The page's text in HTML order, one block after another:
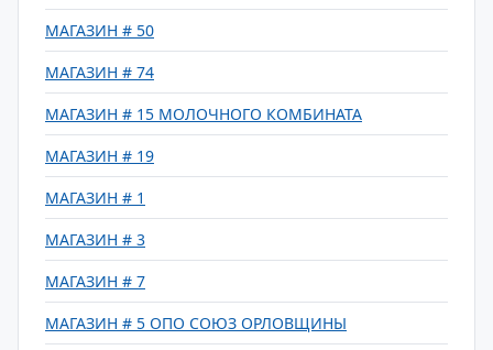
МАГАЗИН # 50
МАГАЗИН # 74
МАГАЗИН # 15 МОЛОЧНОГО КОМБИНАТА
МАГАЗИН # 19
МАГАЗИН # 1
МАГАЗИН # 3
МАГАЗИН # 7
МАГАЗИН # 5 ОПО СОЮЗ ОРЛОВЩИНЫ